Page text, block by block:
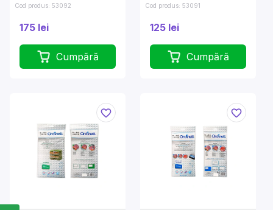
Cod produs: 53092
175 lei
Cumpără
Cod produs: 53091
125 lei
Cumpără